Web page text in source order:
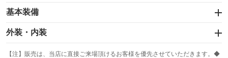
基本装備
エアバッグ：運転席/助手席/サイド
：装備あり
：装備なし
外装・内装
カーナビ：メモリーナビ他
：装備あり
【注】販売は、当店に直接ご来場頂けるお客様を優先させていただきます。◆